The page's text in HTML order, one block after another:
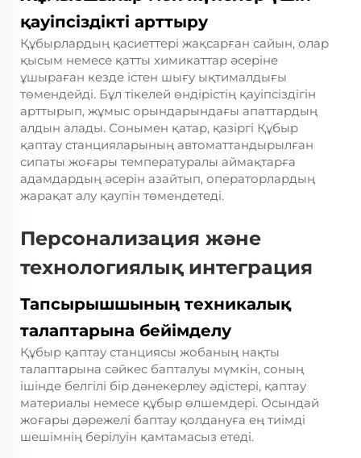
қауіпсіздікті арттыру
Құбырлардың қасиеттері жақсарған сайын, олар
қысым немесе қатты химикаттар әсеріне
ұшыраған кезде істен шығу ықтималдығы
төмендейді. Бұл тікелей өндірістің қауіпсіздігін
арттырып, жұмыс орындарындағы апаттардың
алдын алады. Сонымен қатар, қазіргі Құбыр
қаптау станцияларының автоматтандырылған
сипаты жоғары температуралы аймақтарға
адамдардың әсерін азайтып, операторлардың
жарақат алу қаупін төмендетеді.
Персонализация және
технологиялық интеграция
Тапсырышшының техникалық
талаптарына бейімделу
Құбыр қаптау станциясы жобаның нақты
талаптарына сәйкес бапталуы мүмкін, соның
ішінде белгілі бір дәнекерлеу әдістері, қаптау
материалы немесе құбыр өлшемдері. Осындай
жоғары дәрежелі баптау қолдануға ең тиімді
шешімнің берілуін қамтамасыз етеді.